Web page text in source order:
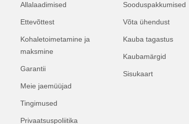
Allalaadimised
Ettevõttest
Kohaletoimetamine ja
maksmine
Garantii
Meie jaemüüjad
Tingimused
Privaatsuspoliitika
Sooduspakkumised
Võta ühendust
Kauba tagastus
Kaubamärgid
Sisukaart